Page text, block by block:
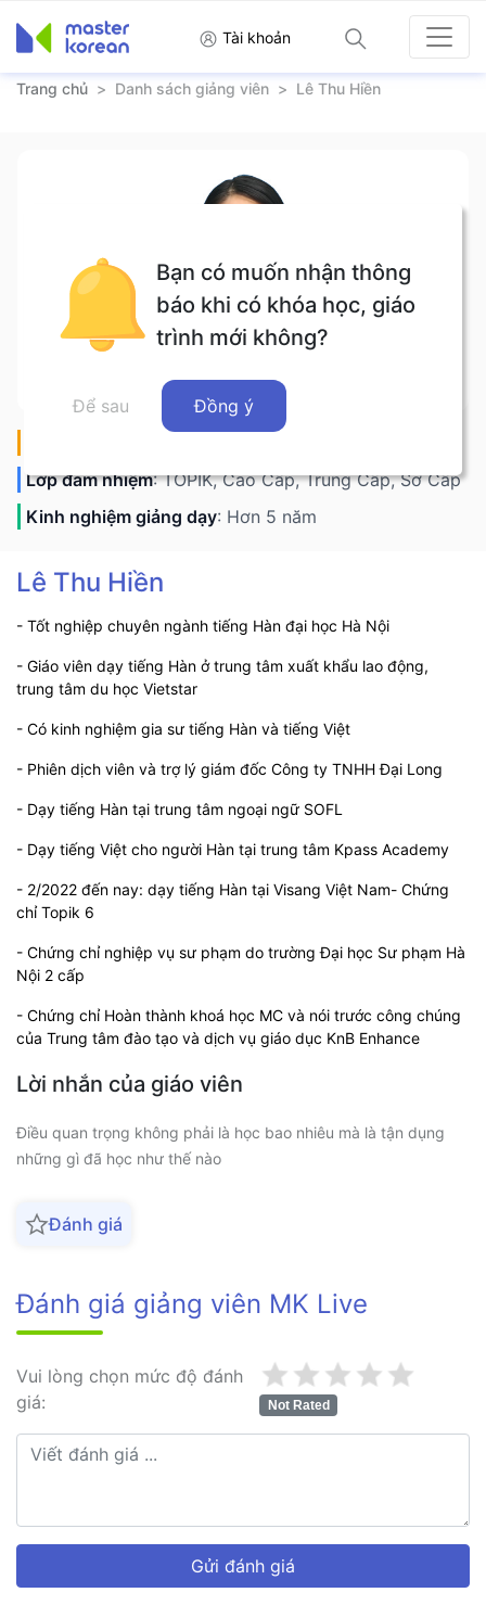
Tài khoản
Trang chủ > Danh sách giảng viên > Lê Thu Hiền
Lớp đảm nhiệm: TOPIK, Cao Cấp, Trung Cấp, Sơ Cấp
Kinh nghiệm giảng dạy: Hơn 5 năm
Lê Thu Hiền
- Tốt nghiệp chuyên ngành tiếng Hàn đại học Hà Nội
- Giáo viên dạy tiếng Hàn ở trung tâm xuất khẩu lao động,
trung tâm du học Vietstar
- Có kinh nghiệm gia sư tiếng Hàn và tiếng Việt
- Phiên dịch viên và trợ lý giám đốc Công ty TNHH Đại Long
- Dạy tiếng Hàn tại trung tâm ngoại ngữ SOFL
- Dạy tiếng Việt cho người Hàn tại trung tâm Kpass Academy
- 2/2022 đến nay: dạy tiếng Hàn tại Visang Việt Nam- Chứng
chỉ Topik 6
- Chứng chỉ nghiệp vụ sư phạm do trường Đại học Sư phạm Hà
Nội 2 cấp
- Chứng chỉ Hoàn thành khoá học MC và nói trước công chúng
của Trung tâm đào tạo và dịch vụ giáo dục KnB Enhance
Lời nhắn của giáo viên
Điều quan trọng không phải là học bao nhiêu mà là tận dụng
những gì đã học như thế nào
Đánh giá
Đánh giá giảng viên MK Live
Vui lòng chọn mức độ đánh
giá:
Not Rated
Gửi đánh giá
Bạn có muốn nhận thông
báo khi có khóa học, giáo
trình mới không?
Để sau Đồng ý